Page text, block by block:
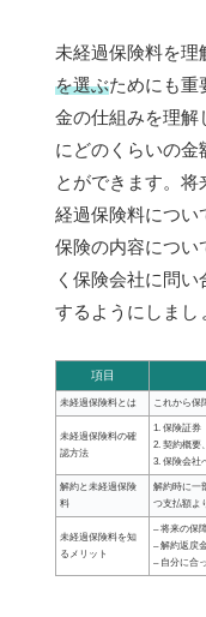
未経過保険料を理
を選ぶためにも重
金の仕組みを理解
にどのくらいの金
とができます。
経過保険料につい
保険の内容につい
く保険会社に問
するようにしまし
項目
未経過保険料とは これから保
未経過保険料の確
認方法
1. 保険証券
2. 契約概要
3. 保険会社
解約と未経過保険
料
解約時に一
つ支払額よ
未経過保険料を知
るメリット
– 将来の保
– 解約返戻
– 自分に合